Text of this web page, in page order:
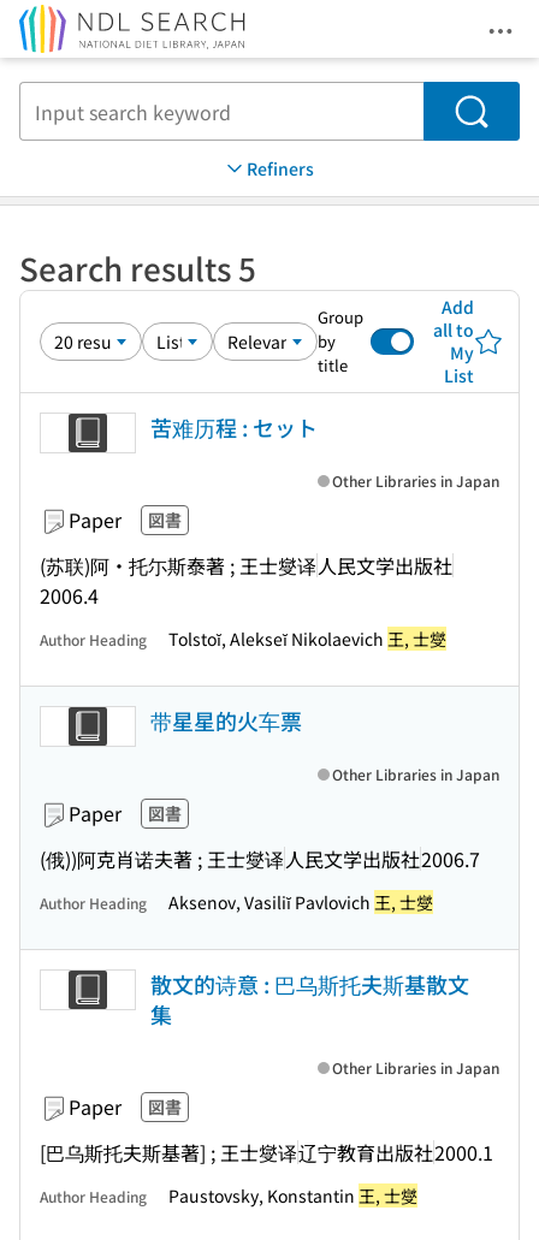
Search
Refiners
Search results 5
Group
by
title
Add
all to
My
List
苦难历程 : セット
Paper 図書
(苏联)阿・托尓斯泰著 ; 王士燮译人民文学出版社
2006.4
Other Libraries in Japan
Author Heading Tolstoĭ, Alekseĭ Nikolaevich 王, 士燮
带星星的火车票
Paper 図書
(俄))阿克肖诺夫著 ; 王士燮译人民文学出版社2006.7
Other Libraries in Japan
Author Heading Aksenov, Vasiliĭ Pavlovich 王, 士燮
散文的诗意 : 巴乌斯托夫斯基散文
集
Paper 図書
[巴乌斯托夫斯基著] ; 王士燮译辽宁教育出版社2000.1
Other Libraries in Japan
Author Heading Paustovsky, Konstantin 王, 士燮